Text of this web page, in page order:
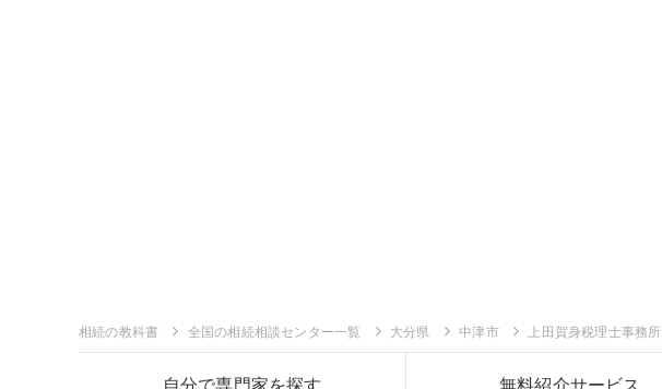
相続の教科書 全国の相続相談センター一覧 大分県 中津市 上田賀身税理士事務所
自分で専門家を探す 無料紹介サービス